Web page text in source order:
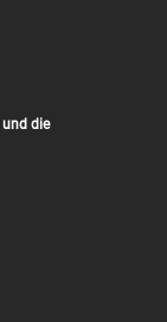
und die